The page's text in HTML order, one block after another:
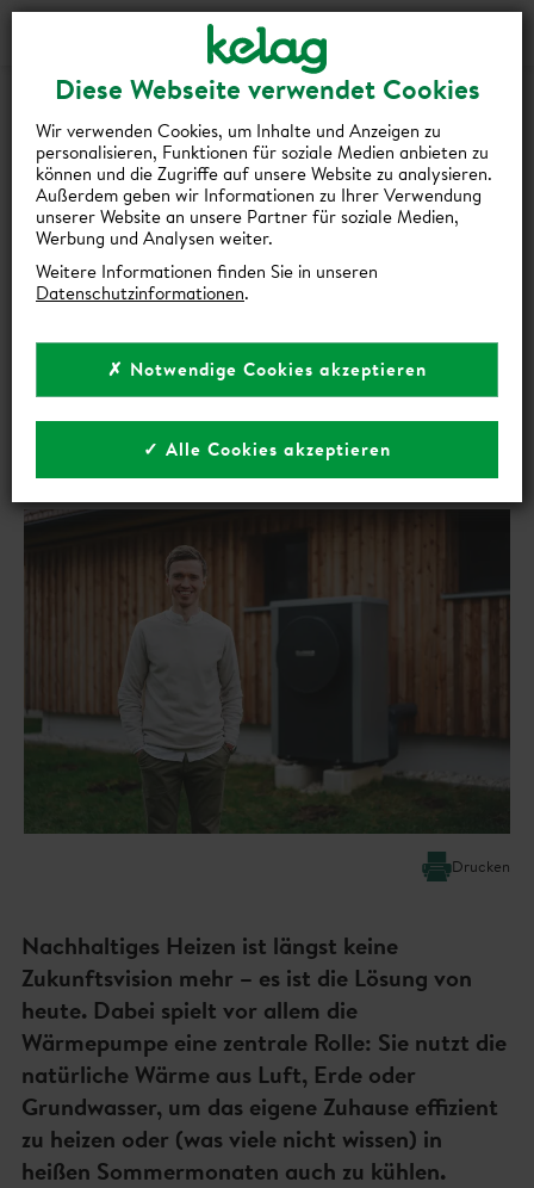
Diese Webseite verwendet Cookies
Wir verwenden Cookies, um Inhalte und Anzeigen zu
personalisieren, Funktionen für soziale Medien anbieten zu
können und die Zugriffe auf unsere Website zu analysieren.
Außerdem geben wir Informationen zu Ihrer Verwendung
unserer Website an unsere Partner für soziale Medien,
Werbung und Analysen weiter.
Weitere Informationen finden Sie in unseren
Datenschutzinformationen.
✗ Notwendige Cookies akzeptieren
✓ Alle Cookies akzeptieren
Login
zurück zur Übersicht
UMFASSENDE BERATUNG: DER
ERSTE SCHRITT ZUR
WÄRMEPUMPE
02. August 2025
Teilen auf:
Link kopieren
Drucken
Nachhaltiges Heizen ist längst keine
Zukunftsvision mehr – es ist die Lösung von
heute. Dabei spielt vor allem die
Wärmepumpe eine zentrale Rolle: Sie nutzt die
natürliche Wärme aus Luft, Erde oder
Grundwasser, um das eigene Zuhause effizient
zu heizen oder (was viele nicht wissen) in
heißen Sommermonaten auch zu kühlen.